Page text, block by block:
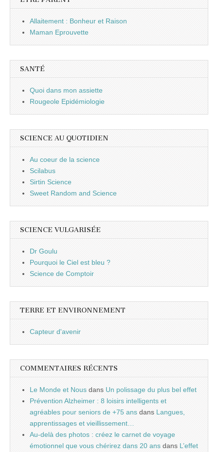
Allaitement : Bonheur et Raison
Maman Eprouvette
SANTÉ
Quoi dans mon assiette
Rougeole Epidémiologie
SCIENCE AU QUOTIDIEN
Au coeur de la science
Scilabus
Sirtin Science
Sweet Random and Science
SCIENCE VULGARISÉE
Dr Goulu
Pourquoi le Ciel est bleu ?
Science de Comptoir
TERRE ET ENVIRONNEMENT
Capteur d'avenir
COMMENTAIRES RÉCENTS
Le Monde et Nous dans Un polissage du plus bel effet
Prévention Alzheimer : 8 loisirs intelligents et
agréables pour seniors de +75 ans dans Langues,
apprentissages et vieillissement…
Au-delà des photos : créez le carnet de voyage
émotionnel que vous chérirez dans 20 ans dans L’effet